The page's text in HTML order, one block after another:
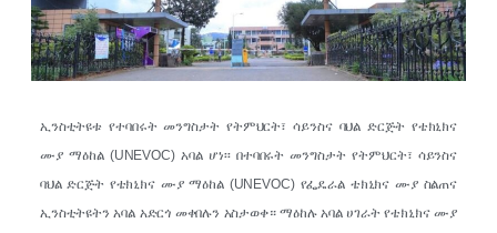
ኢንስቲትዩቱ የተባበሩት መንግስታት የትምህርት፣ ሳይንስና ባህል ድርጅት የቴክኒክና
ሙያ ማዕከል (UNEVOC) አባል ሆነ፡፡ በተባበሩት መንግስታት የትምህርት፣ ሳይንስና
ባህል ድርጅት የቴክኒክና ሙያ ማዕከል (UNEVOC) የፌዴራል ቴክኒክና ሙያ ስልጠና
ኢንስቲትዩትን አባል አድርጎ መቀበሉን አስታወቀ። ማዕከሉ አባል ሀገራት የቴክኒክና ሙያ